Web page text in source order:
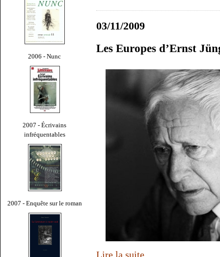
2006 - Nunc
2007 - Écrivains
infréquentables
2007 - Enquête sur le roman
03/11/2009
Les Europes d’Ernst
Lire la suite